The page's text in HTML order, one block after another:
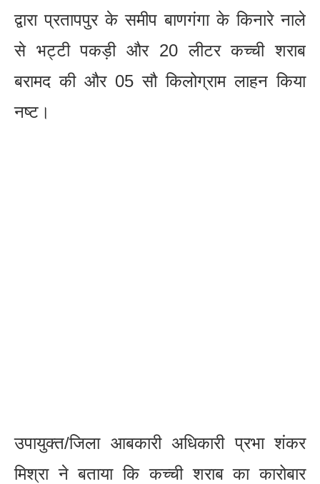
द्वारा प्रतापपुर के समीप बाणगंगा के किनारे नाले
से भट्टी पकड़ी और 20 लीटर कच्ची शराब
बरामद की और 05 सौ किलोग्राम लाहन किया
नष्ट।
उपायुक्त/जिला आबकारी अधिकारी प्रभा शंकर
मिश्रा ने बताया कि कच्ची शराब का कारोबार